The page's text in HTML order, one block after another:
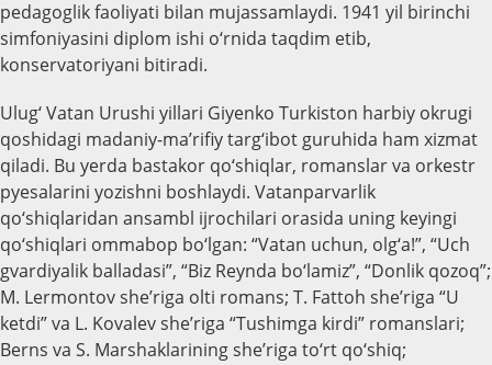
pedagoglik faoliyati bilan mujassamlaydi. 1941 yil birinchi
simfoniyasini diplom ishi o‘rnida taqdim etib,
konservatoriyani bitiradi.
Ulug‘ Vatan Urushi yillari Giyenko Turkiston harbiy okrugi
qoshidagi madaniy-ma’rifiy targ‘ibot guruhida ham xizmat
qiladi. Bu yerda bastakor qo‘shiqlar, romanslar va orkestr
pyesalarini yozishni boshlaydi. Vatanparvarlik
qo‘shiqlaridan ansambl ijrochilari orasida uning keyingi
qo‘shiqlari ommabop bo‘lgan: “Vatan uchun, olg‘a!”, “Uch
gvardiyalik balladasi”, “Biz Reynda bo‘lamiz”, “Donlik qozoq”;
M. Lermontov she’riga olti romans; T. Fattoh she’riga “U
ketdi” va L. Kovalev she’riga “Tushimga kirdi” romanslari;
Berns va S. Marshaklarining she’riga to‘rt qo‘shiq;